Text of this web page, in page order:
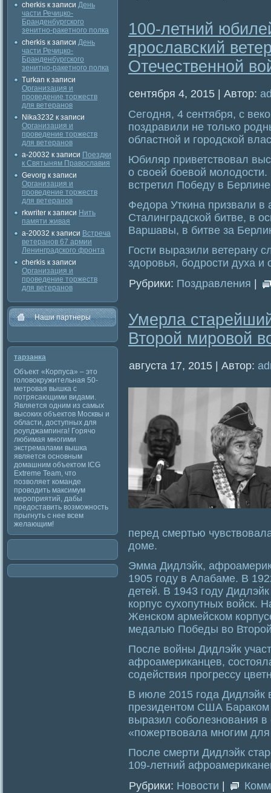
cherkis к записи День
части Речицко-
Бранденбургского
зенитно-ракетного полка
cherkis к записи День
части Речицко-
Бранденбургского
зенитно-ракетного полка
Turkan к записи
Организация и
проведение торжеств
для ветеранов
Nika3232 к записи
Организация и
проведение торжеств
для ветеранов
a-20032 к записи Поездки
к Святыням Православия
Gevorg к записи
Организация и
проведение торжеств
для ветеранов
rkwriter к записи Нить
памяти живая
a-20032 к записи Встреча
ветеранов 67 армии
Ленинградского фронта
cherkis к записи
Организация и
проведение торжеств
для ветеранов
Наши партнеры
тарзанка
Объект «Корпуса» – это
головокружительная 50-
метровая вышка с
потрясающими видами.
Является одним из самых
высоких объектов Москвы и
области, доступных для
роупджампинга! Горячо
любимая многими
экстремалами вышка
является основным
домашним объектом ICG
Extreme Team, что
позволяет команде
проводить максимум
мероприятий, дабы
предоставить возможность
прыгнуть с нее всем
желающим!
100-летний
ярославский
Отечественной
сентября 4, 2015 | Автор:
Сегодня, 4 сентября, с
поздравили не только
областной и городской
Юбиляр приветствовал
о своей боевой
встретил Победу в
Федора Уткина призвали в
Сталинградской битве, в
Варшавы, в битве за
Гости выразили ветерану
здоровья, бодрости духа
Рубрики: Поздравления
Умерла
Второй мировой
августа 17, 2015 | Автор:
перед смертью
доме.
Эмма Дидлэйк,
1905 году в Алабаме. В
детей. В 1943 году
корпус сухопутных войск.
Женском армейском
медалью Победы во
После войны Дидлэйк
афроамериканцев,
содействия прогрессу
В июле 2015 года Дидлэйк
президентом США
выразил соболезнования в
«пожертвовала многим
После смерти Дидлэйк
109-летний
Рубрики: Новости